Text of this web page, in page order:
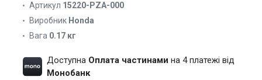
Артикул 15220-PZA-000
Виробник Honda
Вага 0.17 кг
Доступна Оплата частинами на 4 платежі від
Монобанк